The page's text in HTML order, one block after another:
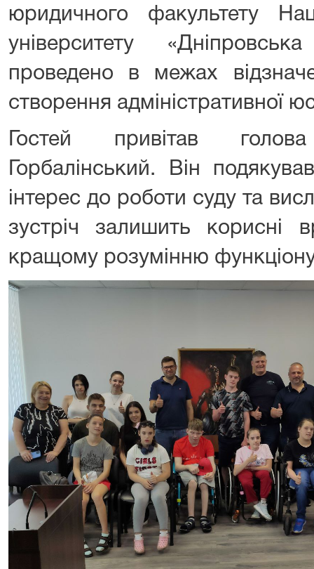
юридичного факультету
університету
проведено в межах
створення адміністративної
Гостей привітав
Горбалінський. Він
інтерес до роботи суду та
зустріч залишить корисні
кращому розумінню